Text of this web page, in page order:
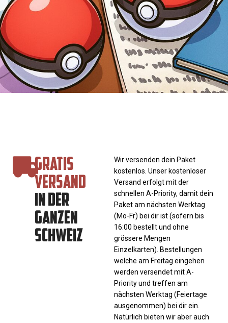
GRATIS
VERSAND
IN DER
GANZEN
SCHWEIZ
Wir versenden dein Paket
kostenlos. Unser kostenloser
Versand erfolgt mit der
schnellen A-Priority, damit dein
Paket am nächsten Werktag
(Mo-Fr) bei dir ist (sofern bis
16:00 bestellt und ohne
grössere Mengen
Einzelkarten). Bestellungen
welche am Freitag eingehen
werden versendet mit A-
Priority und treffen am
nächsten Werktag (Feiertage
ausgenommen) bei dir ein.
Natürlich bieten wir aber auch